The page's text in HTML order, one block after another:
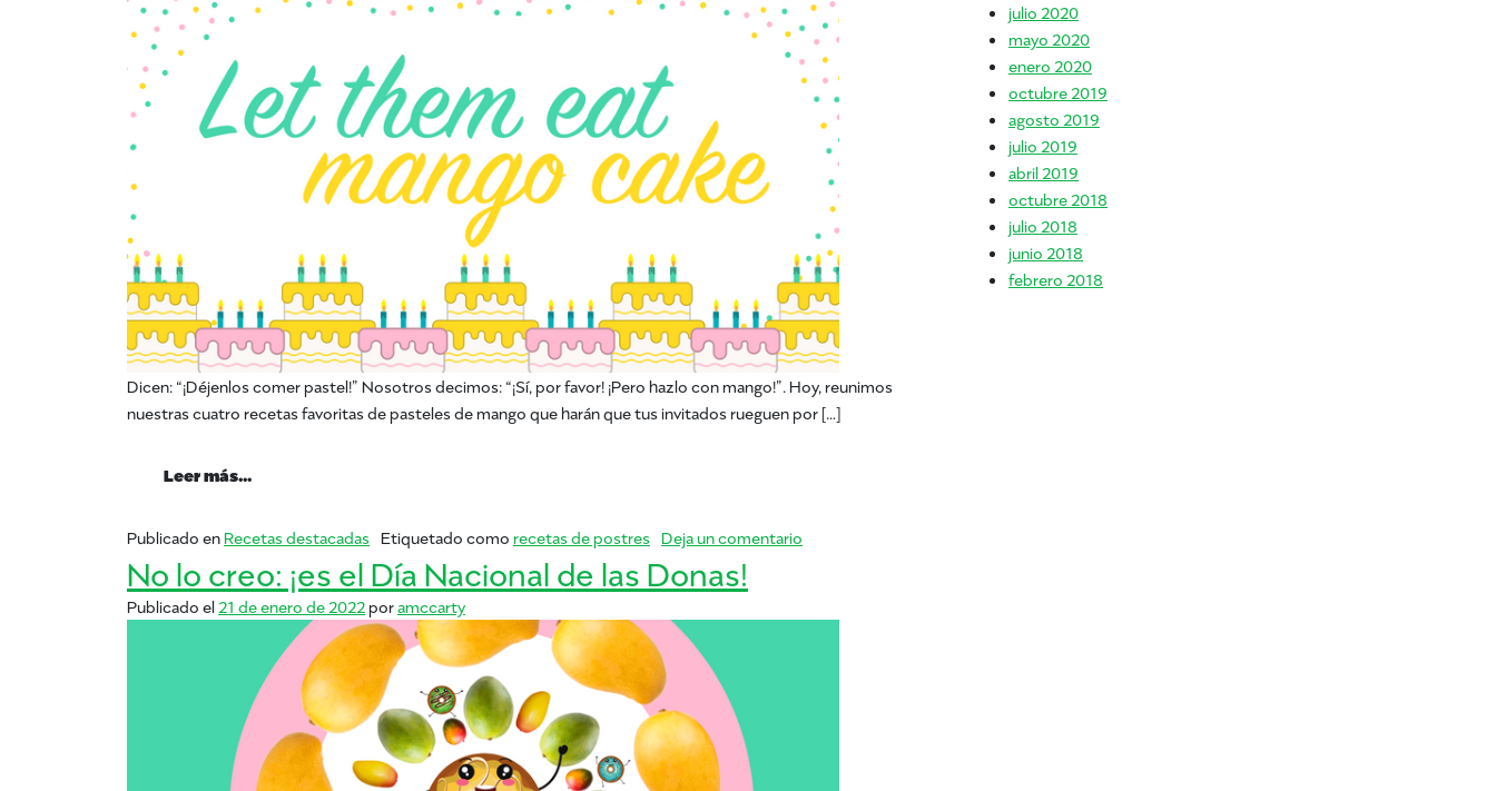
Dicen: “¡Déjenlos comer pastel!” Nosotros decimos: “¡Sí, por favor! ¡Pero hazlo con mango!”. Hoy, reunimos
nuestras cuatro recetas favoritas de pasteles de mango que harán que tus invitados rueguen por […]
Leer más…
Publicado enRecetas destacadas Etiquetado como recetas de postres Deja un comentario
No lo creo: ¡es el Día Nacional de las Donas!
Publicado el 21 de enero de 2022poramccarty
julio 2020
mayo 2020
enero 2020
octubre 2019
agosto 2019
julio 2019
abril 2019
octubre 2018
julio 2018
junio 2018
febrero 2018